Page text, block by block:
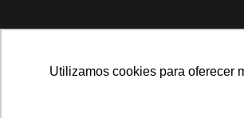
Utilizamos cookies para oferecer